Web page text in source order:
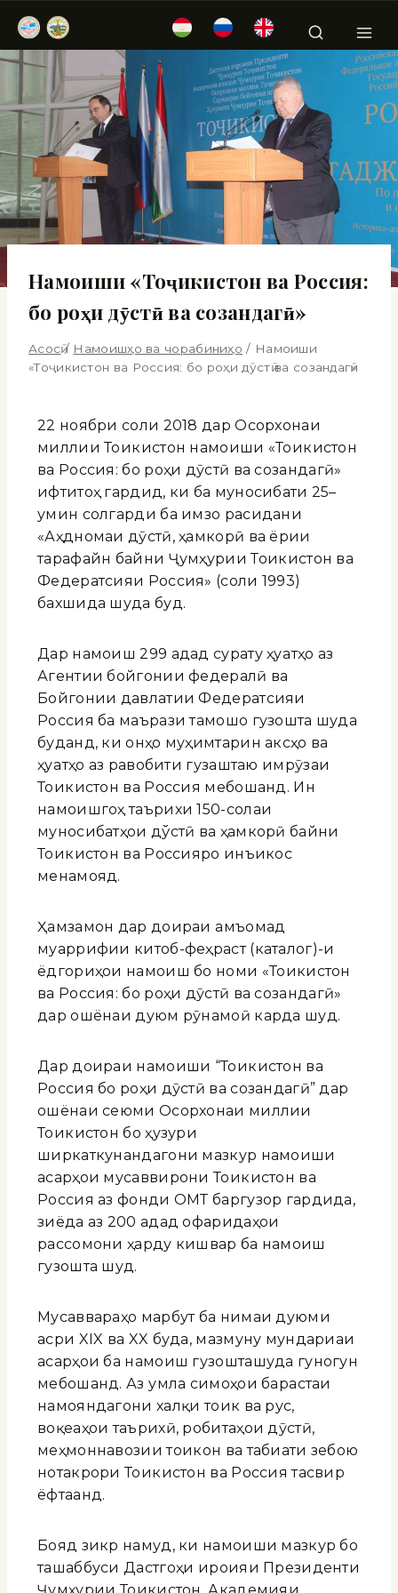
Намоиши «Тоҷикистон ва Россия:
бо роҳи дӯстӣ ва созандагӣ»
Асосӣ / Намоишҳо ва чорабиниҳо / Намоиши
«Тоҷикистон ва Россия: бо роҳи дӯстӣ ва созандагӣ»
22 ноябри соли 2018 дар Осорхонаи
миллии Тоҷикистон намоиши «Тоҷикистон
ва Россия: бо роҳи дӯстӣ ва созандагӣ»
ифтитоҳ гардид, ки ба муносибати 25–
умин солгарди ба имзо расидани
«Аҳдномаи дӯстӣ, ҳамкорӣ ва ёрии
тарафайн байни Ҷумҳурии Тоҷикистон ва
Федератсияи Россия» (соли 1993)
бахшида шуда буд.
Дар намоиш 299 адад сурату ҳуҷҷатҳо аз
Агентии бойгонии федералӣ ва
Бойгонии давлатии Федератсияи
Россия ба маърази тамошо гузошта шуда
буданд, ки онҳо муҳимтарин аксҳо ва
ҳуҷҷатҳо аз равобити гузаштаю имрӯзаи
Тоҷикистон ва Россия мебошанд. Ин
намоишгоҳ таърихи 150-солаи
муносибатҳои дўстӣ ва ҳамкорӣ байни
Тоҷикистон ва Россияро инъикос
менамояд.
Ҳамзамон дар доираи ҷамъомад
муаррифии китоб-феҳраст (каталог)-и
ёдгориҳои намоиш бо номи «Тоҷикистон
ва Россия: бо роҳи дӯстӣ ва созандагӣ»
дар ошёнаи дуюм рӯнамоӣ карда шуд.
Дар доираи намоиши “Тоҷикистон ва
Россия бо роҳи дӯстӣ ва созандагӣ” дар
ошёнаи сеюми Осорхонаи миллии
Тоҷикистон бо ҳузури
ширкаткунандагони мазкур намоиши
асарҳои мусаввирони Тоҷикистон ва
Россия аз фонди ОМТ баргузор гардида,
зиёда аз 200 адад офаридаҳои
рассомони ҳарду кишвар ба намоиш
гузошта шуд.
Мусаввараҳо марбут ба нимаи дуюми
асри XIX ва XX буда, мазмуну мундариҷаи
асарҳои ба намоиш гузошташуда гуногун
мебошанд. Аз ҷумла симоҳои барҷастаи
намояндагони халқи тоҷик ва рус,
воқеаҳои таърихӣ, робитаҳои дӯстӣ,
меҳмоннавозии тоҷикон ва табиати зебою
нотакрори Тоҷикистон ва Россия тасвир
ёфтаанд.
Бояд зикр намуд, ки намоиши мазкур бо
ташаббуси Дастгоҳи иҷроияи Президенти